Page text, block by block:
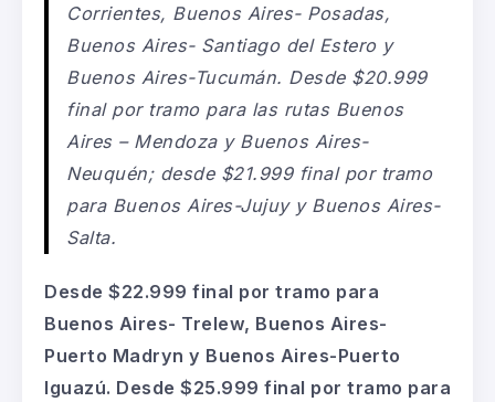
Corrientes, Buenos Aires- Posadas,
Buenos Aires- Santiago del Estero y
Buenos Aires-Tucumán. Desde $20.999
final por tramo para las rutas Buenos
Aires – Mendoza y Buenos Aires-
Neuquén; desde $21.999 final por tramo
para Buenos Aires-Jujuy y Buenos Aires-
Salta.
Desde $22.999 final por tramo para
Buenos Aires- Trelew, Buenos Aires-
Puerto Madryn y Buenos Aires-Puerto
Iguazú. Desde $25.999 final por tramo para